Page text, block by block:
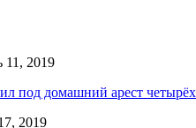
2019
под домашний арест
2019